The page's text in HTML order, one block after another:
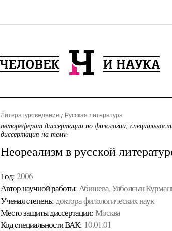
Литературоведение Русская литература
автореферат диссертации по филологии,
диссертация на тему:
Неореализм в русской
Год: 2006
Автор научной работы: Абишева, Улболсын
Ученая cтепень: доктора филологических наук
Место защиты диссертации: Москва
Код cпециальности ВАК: 10.01.01